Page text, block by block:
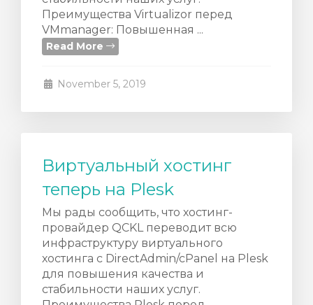
Преимущества Virtualizor перед
VMmanager: Повышенная ...
Read More
November 5, 2019
Виртуальный хостинг
теперь на Plesk
Мы рады сообщить, что хостинг-
провайдер QCKL переводит всю
инфраструктуру виртуального
хостинга с DirectAdmin/cPanel на Plesk
для повышения качества и
стабильности наших услуг.